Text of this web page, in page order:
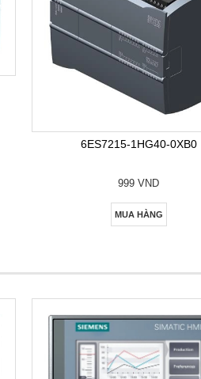
6ES7215-1HG40-0XB0
999 VND
MUA HÀNG